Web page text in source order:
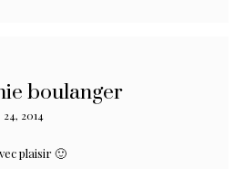
boulanger
2014
plaisir 🙂